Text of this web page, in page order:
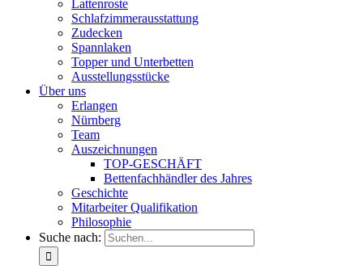
Lattenroste
Schlafzimmerausstattung
Zudecken
Spannlaken
Topper und Unterbetten
Ausstellungsstücke
Über uns
Erlangen
Nürnberg
Team
Auszeichnungen
TOP-GESCHÄFT
Bettenfachhändler des Jahres
Geschichte
Mitarbeiter Qualifikation
Philosophie
Suche nach: